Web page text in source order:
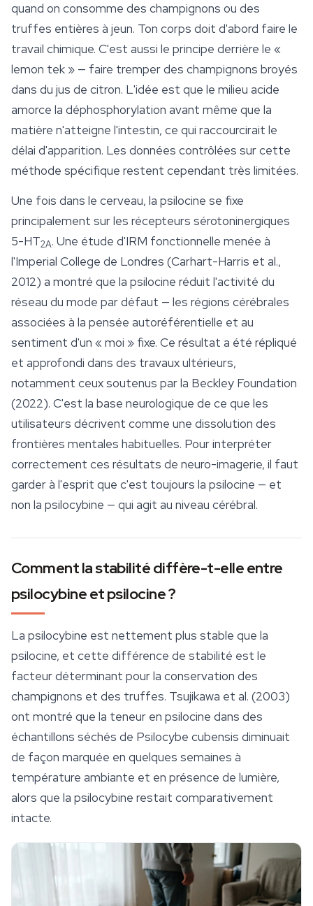
quand on consomme des champignons ou des
truffes entières à jeun. Ton corps doit d'abord faire le
travail chimique. C'est aussi le principe derrière le «
lemon tek » — faire tremper des champignons broyés
dans du jus de citron. L'idée est que le milieu acide
amorce la déphosphorylation avant même que la
matière n'atteigne l'intestin, ce qui raccourcirait le
délai d'apparition. Les données contrôlées sur cette
méthode spécifique restent cependant très limitées.
Une fois dans le cerveau, la psilocine se fixe
principalement sur les récepteurs sérotoninergiques
5-HT2A. Une étude d'IRM fonctionnelle menée à
l'Imperial College de Londres (Carhart-Harris et al.,
2012) a montré que la psilocine réduit l'activité du
réseau du mode par défaut — les régions cérébrales
associées à la pensée autoréférentielle et au
sentiment d'un « moi » fixe. Ce résultat a été répliqué
et approfondi dans des travaux ultérieurs,
notamment ceux soutenus par la Beckley Foundation
(2022). C'est la base neurologique de ce que les
utilisateurs décrivent comme une dissolution des
frontières mentales habituelles. Pour interpréter
correctement ces résultats de neuro-imagerie, il faut
garder à l'esprit que c'est toujours la psilocine — et
non la psilocybine — qui agit au niveau cérébral.
Comment la stabilité diffère-t-elle entre
psilocybine et psilocine ?
La psilocybine est nettement plus stable que la
psilocine, et cette différence de stabilité est le
facteur déterminant pour la conservation des
champignons et des truffes. Tsujikawa et al. (2003)
ont montré que la teneur en psilocine dans des
échantillons séchés de Psilocybe cubensis diminuait
de façon marquée en quelques semaines à
température ambiante et en présence de lumière,
alors que la psilocybine restait comparativement
intacte.